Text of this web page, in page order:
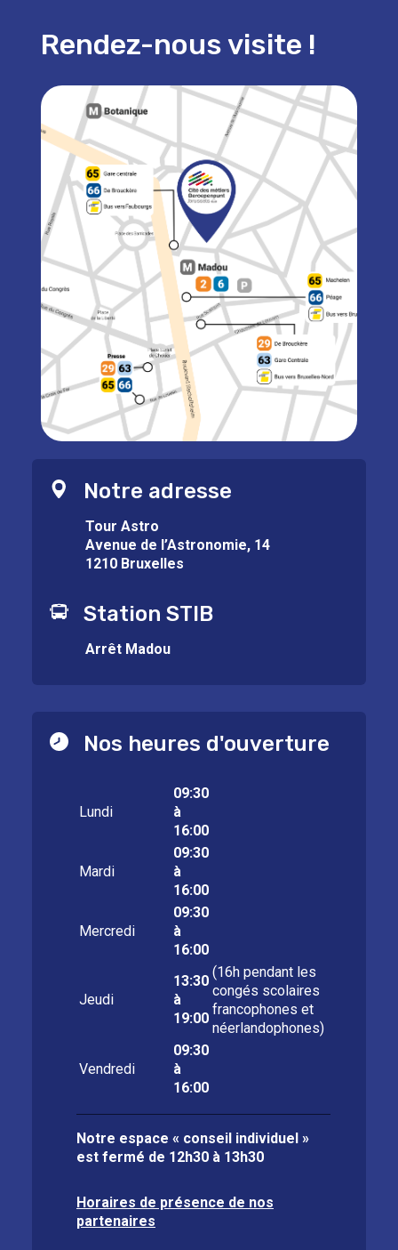
Rendez-nous visite !
Notre adresse
Tour Astro
Avenue de l’Astronomie, 14
1210 Bruxelles
Station STIB
Arrêt Madou
Nos heures d'ouverture
Lundi
09:30
à
16:00
Mardi
09:30
à
16:00
Mercredi
09:30
à
16:00
Jeudi
13:30
à
19:00
(16h pendant les
congés scolaires
francophones et
néerlandophones)
Vendredi
09:30
à
16:00
Notre espace « conseil individuel »
est fermé de 12h30 à 13h30
Horaires de présence de nos
partenaires